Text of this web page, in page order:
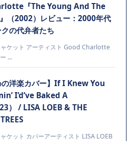
『The Young And The
（2002）レビュー：2000年代
の代弁者たち
ャケット アーティスト Good Charlotte
...
の洋楽カバー】If I Knew You
I’d’ve Baked A
） / LISA LOEB & THE
ケット カバーアーティスト LISA LOEB